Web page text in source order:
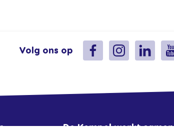
Volg ons op
De Kempel werkt samen